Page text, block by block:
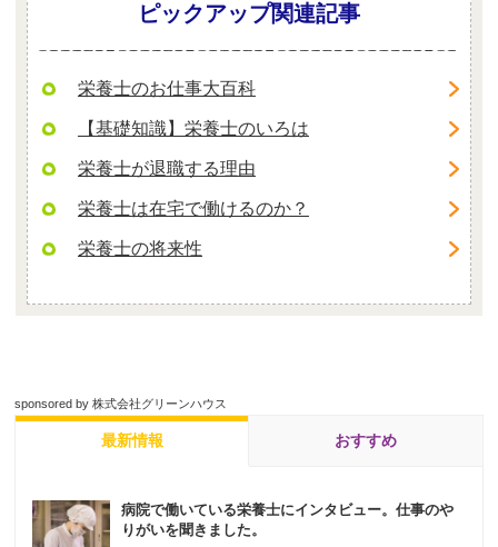
ピックアップ関連記事
栄養士のお仕事大百科
【基礎知識】栄養士のいろは
栄養士が退職する理由
栄養士は在宅で働けるのか？
栄養士の将来性
sponsored by 株式会社グリーンハウス
最新情報 おすすめ
病院で働いている栄養士にインタビュー。仕事のや
りがいを聞きました。